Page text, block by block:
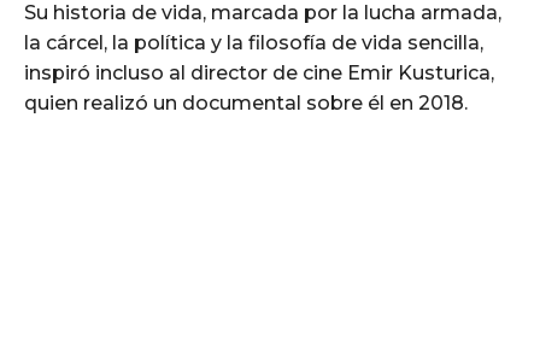
Su historia de vida, marcada por la lucha armada,
la cárcel, la política y la filosofía de vida sencilla,
inspiró incluso al director de cine Emir Kusturica,
quien realizó un documental sobre él en 2018.